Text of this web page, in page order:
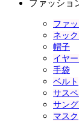
ファッショ
ファ
ネッ
帽子
イヤ
手袋
ベルト
サス
サン
マスク